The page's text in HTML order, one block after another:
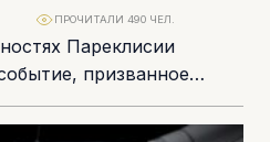
Пареклисии
призванное
о кипрском
Punin прошла
ПРОЧИТАЛИ 490 ЧЕЛ.